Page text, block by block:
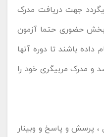
جهت دریافت مدرک
حضوری حتما آزمون
داده باشند تا دوره آنها
و مدرک مربیگری خود را
، پرسش و پاسخ و وبینار